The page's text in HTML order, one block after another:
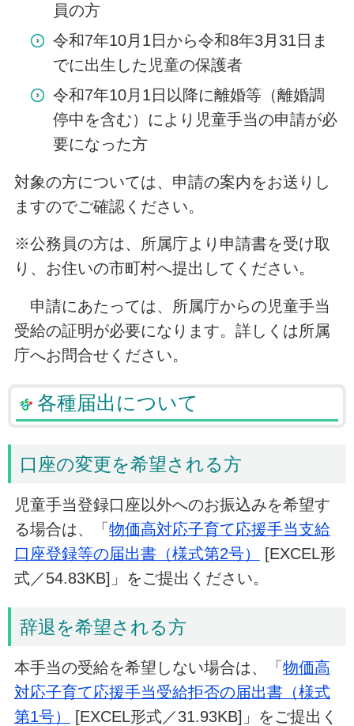
員の方
令和7年10月1日から令和8年3月31日ま
でに出生した児童の保護者
令和7年10月1日以降に離婚等（離婚調
停中を含む）により児童手当の申請が必
要になった方
対象の方については、申請の案内をお送りし
ますのでご確認ください。
※公務員の方は、所属庁より申請書を受け取
り、お住いの市町村へ提出してください。
申請にあたっては、所属庁からの児童手当
受給の証明が必要になります。詳しくは所属
庁へお問合せください。
各種届出について
口座の変更を希望される方
児童手当登録口座以外へのお振込みを希望す
る場合は、「 物価高対応子育て応援手当支給
口座登録等の届出書（様式第2号）
[EXCEL形
式／54.83KB]」をご提出ください。
辞退を希望される方
本手当の受給を希望しない場合は、「 物価高
対応子育て応援手当受給拒否の届出書（様式
第1号）
[EXCEL形式／31.93KB]」をご提出く